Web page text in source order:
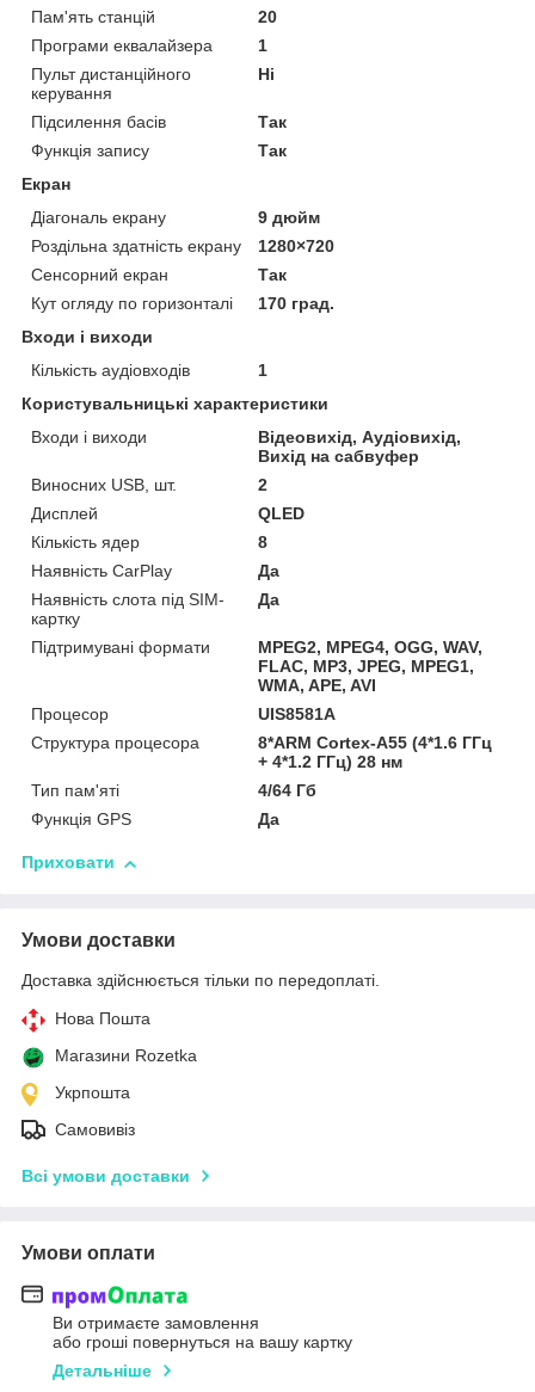
Пам'ять станцій
20
Програми еквалайзера
1
Пульт дистанційного
керування
Ні
Підсилення басів
Так
Функція запису
Так
Екран
Діагональ екрану
9 дюйм
Роздільна здатність екрану
1280×720
Сенсорний екран
Так
Кут огляду по горизонталі
170 град.
Входи і виходи
Кількість аудіовходів
1
Користувальницькі характеристики
Входи і виходи
Відеовихід, Аудіовихід,
Вихід на сабвуфер
Виносних USB, шт.
2
Дисплей
QLED
Кількість ядер
8
Наявність CarPlay
Да
Наявність слота під SIM-
картку
Да
Підтримувані формати
MPEG2, MPEG4, OGG, WAV,
FLAC, MP3, JPEG, MPEG1,
WMA, APE, AVI
Процесор
UIS8581A
Структура процесора
8*ARM Cortex-A55 (4*1.6 ГГц
+ 4*1.2 ГГц) 28 нм
Тип пам'яті
4/64 Гб
Функція GPS
Да
Приховати
Умови доставки
Доставка здійснюється тільки по передоплаті.
Нова Пошта
Магазини Rozetka
Укрпошта
Самовивіз
Всі умови доставки
Умови оплати
Ви отримаєте замовлення
або гроші повернуться на вашу картку
Детальніше